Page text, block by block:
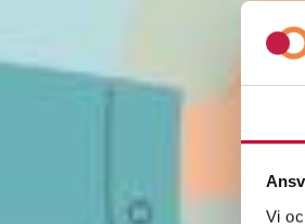
Vi